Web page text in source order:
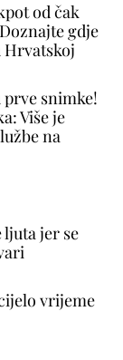
od čak
gdje
Hrvatskoj
prve snimke!
Više je
na
ljuta jer se
vrijeme